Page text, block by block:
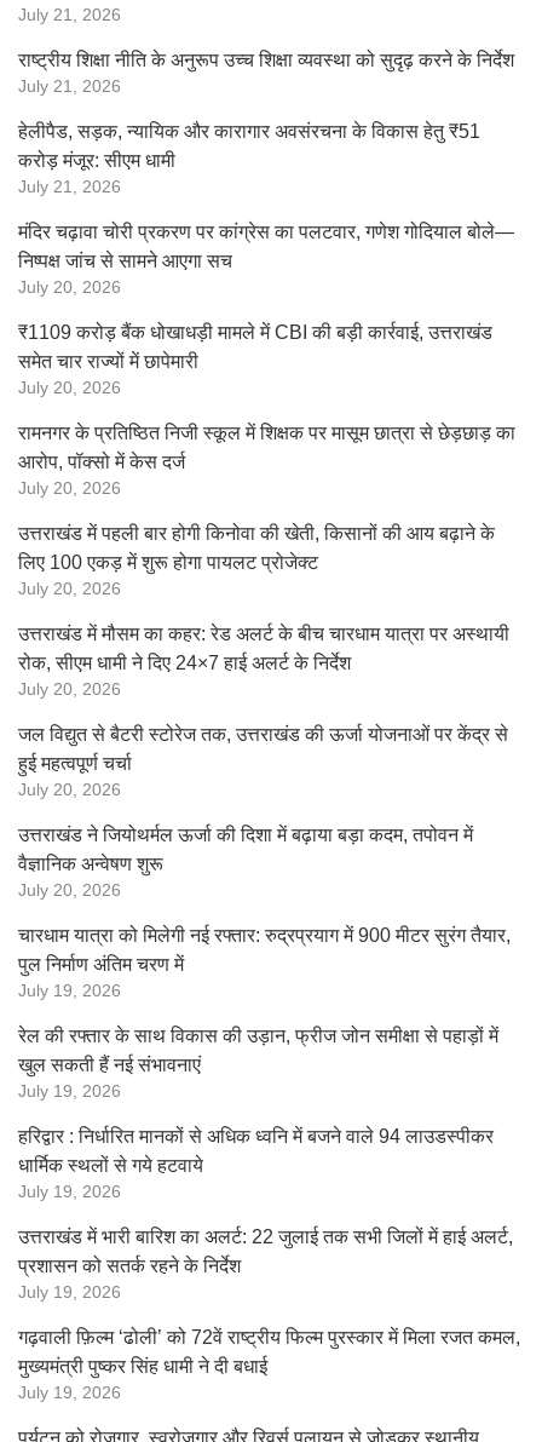
July 21, 2026
राष्ट्रीय शिक्षा नीति के अनुरूप उच्च शिक्षा व्यवस्था को सुदृढ़ करने के निर्देश
July 21, 2026
हेलीपैड, सड़क, न्यायिक और कारागार अवसंरचना के विकास हेतु ₹51
करोड़ मंजूर: सीएम धामी
July 21, 2026
मंदिर चढ़ावा चोरी प्रकरण पर कांग्रेस का पलटवार, गणेश गोदियाल बोले—
निष्पक्ष जांच से सामने आएगा सच
July 20, 2026
₹1109 करोड़ बैंक धोखाधड़ी मामले में CBI की बड़ी कार्रवाई, उत्तराखंड
समेत चार राज्यों में छापेमारी
July 20, 2026
रामनगर के प्रतिष्ठित निजी स्कूल में शिक्षक पर मासूम छात्रा से छेड़छाड़ का
आरोप, पॉक्सो में केस दर्ज
July 20, 2026
उत्तराखंड में पहली बार होगी किनोवा की खेती, किसानों की आय बढ़ाने के
लिए 100 एकड़ में शुरू होगा पायलट प्रोजेक्ट
July 20, 2026
उत्तराखंड में मौसम का कहर: रेड अलर्ट के बीच चारधाम यात्रा पर अस्थायी
रोक, सीएम धामी ने दिए 24×7 हाई अलर्ट के निर्देश
July 20, 2026
जल विद्युत से बैटरी स्टोरेज तक, उत्तराखंड की ऊर्जा योजनाओं पर केंद्र से
हुई महत्वपूर्ण चर्चा
July 20, 2026
उत्तराखंड ने जियोथर्मल ऊर्जा की दिशा में बढ़ाया बड़ा कदम, तपोवन में
वैज्ञानिक अन्वेषण शुरू
July 20, 2026
चारधाम यात्रा को मिलेगी नई रफ्तार: रुद्रप्रयाग में 900 मीटर सुरंग तैयार,
पुल निर्माण अंतिम चरण में
July 19, 2026
रेल की रफ्तार के साथ विकास की उड़ान, फ्रीज जोन समीक्षा से पहाड़ों में
खुल सकती हैं नई संभावनाएं
July 19, 2026
हरिद्वार : निर्धारित मानकों से अधिक ध्वनि में बजने वाले 94 लाउडस्पीकर
धार्मिक स्थलों से गये हटवाये
July 19, 2026
उत्तराखंड में भारी बारिश का अलर्ट: 22 जुलाई तक सभी जिलों में हाई अलर्ट,
प्रशासन को सतर्क रहने के निर्देश
July 19, 2026
गढ़वाली फ़िल्म ‘ढोली’ को 72वें राष्ट्रीय फिल्म पुरस्कार में मिला रजत कमल,
मुख्यमंत्री पुष्कर सिंह धामी ने दी बधाई
July 19, 2026
पर्यटन को रोजगार, स्वरोजगार और रिवर्स पलायन से जोड़कर स्थानीय